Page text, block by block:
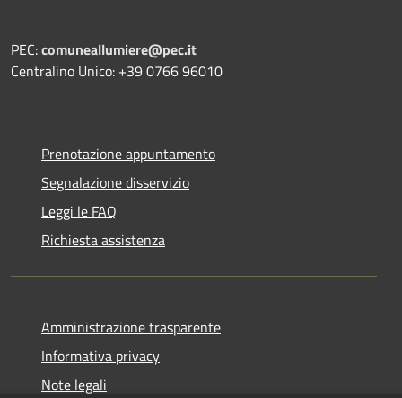
PEC:comuneallumiere@pec.it
Centralino Unico: +39 0766 96010
Prenotazione appuntamento
Segnalazione disservizio
Leggi le FAQ
Richiesta assistenza
Amministrazione trasparente
Informativa privacy
Note legali